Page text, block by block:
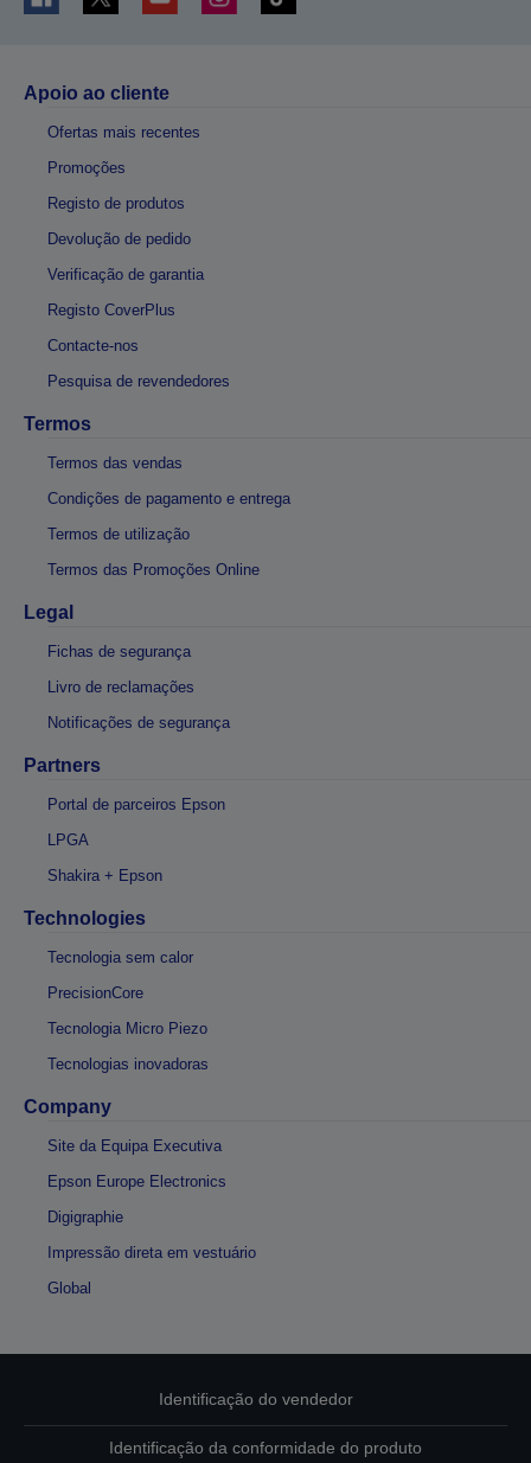
Apoio ao cliente
Ofertas mais recentes
Promoções
Registo de produtos
Devolução de pedido
Verificação de garantia
Registo CoverPlus
Contacte-nos
Pesquisa de revendedores
Termos
Termos das vendas
Condições de pagamento e entrega
Termos de utilização
Termos das Promoções Online
Legal
Fichas de segurança
Livro de reclamações
Notificações de segurança
Partners
Portal de parceiros Epson
LPGA
Shakira + Epson
Technologies
Tecnologia sem calor
PrecisionCore
Tecnologia Micro Piezo
Tecnologias inovadoras
Company
Site da Equipa Executiva
Epson Europe Electronics
Digigraphie
Impressão direta em vestuário
Global
Identificação do vendedor
Identificação da conformidade do produto